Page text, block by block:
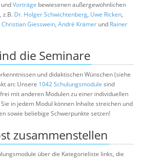
undVorträge bewiesenen außergewöhnlichen
z.B. Dr. Holger Schwichtenberg, Uwe Ricken,
Christian Giesswein, André Krämer und Rainer
die Seminare
und didaktischen Wünschen (siehe
an: Unsere 1042 Schulungsmodule sind
mit anderen Modulen zu einer individuellen
in jedem Modul können Inhalte streichen und
sowie beliebige Schwerpunkte setzen!
zusammenstellen
über die Kategorieliste links, die